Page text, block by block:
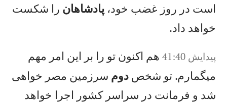
است در روز غضب خود،پادشاهان را شكست
خواهد داد.
پيدايش 41:40
هم اكنون تو را بر اين امر مهم
میگمارم. تو شخصدوم سرزمين مصر خواهی
شد و فرمانت در سراسر كشور اجرا خواهد